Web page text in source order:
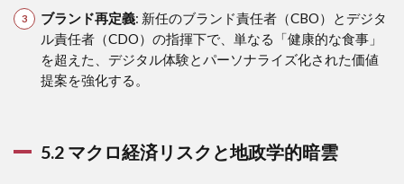
ブランド再定義: 新任のブランド責任者（CBO）とデジタ
ル責任者（CDO）の指揮下で、単なる「健康的な食事」
を超えた、デジタル体験とパーソナライズ化された価値
提案を強化する。
5.2 マクロ経済リスクと地政学的暗雲